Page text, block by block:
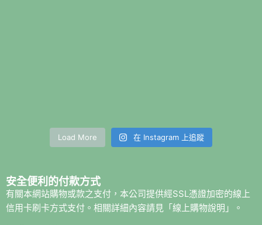
Load More 在 Instagram 上追蹤
安全便利的付款方式
有關本網站購物或款之支付，本公司提供經SSL憑證加密的線上
信用卡刷卡方式支付。相關詳細內容請見「線上購物說明」。